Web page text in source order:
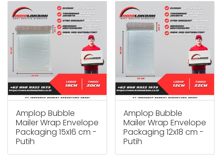
Amplop Bubble
Mailer Wrap Envelope
Packaging 15x16 cm -
Putih
Amplop Bubble
Mailer Wrap Envelope
Packaging 12x18 cm -
Putih